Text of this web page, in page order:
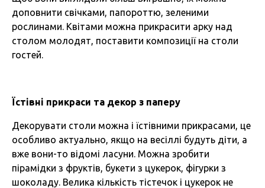
доповнити свічками, папороттю, зеленими
рослинами. Квітами можна прикрасити арку над
столом молодят, поставити композиції на столи
гостей.
Їстівні прикраси та декор з паперу
Декорувати столи можна і їстівними прикрасами, це
особливо актуально, якщо на весіллі будуть діти, а
вже вони-то відомі ласуни. Можна зробити
пірамідки з фруктів, букети з цукерок, фігурки з
шоколаду. Велика кількість тістечок і цукерок не